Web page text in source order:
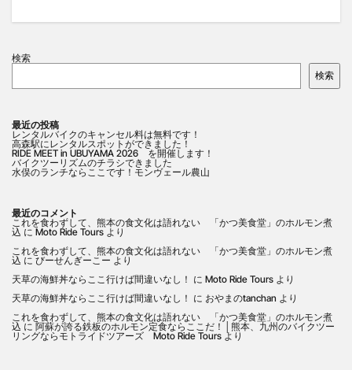
検索
検索
最近の投稿
レンタルバイクのキャンセル料は無料です！
高森駅にレンタルスポットができました！
RIDE MEET in UBUYAMA 2026 を開催します！
バイクツーリズムのチラシできました
水俣のランチならここです！モンヴェール農山
最近のコメント
これを食わずして、熊本の食文化は語れない 「かつ美食堂」のホルモン煮
込 にMoto Ride Toursより
これを食わずして、熊本の食文化は語れない 「かつ美食堂」のホルモン煮
込 にびーせんぎーこーより
天草の海鮮丼ならここ行けば間違いなし！ に Moto Ride Tours より
天草の海鮮丼ならここ行けば間違いなし！ に おやまのtanchan より
これを食わずして、熊本の食文化は語れない 「かつ美食堂」のホルモン煮
込 に阿蘇が誇る鉄板のホルモン定食ならここだ！│熊本、九州のバイクツー
リングならモトライドツアーズ Moto Ride Tours より